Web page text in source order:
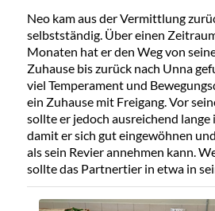
Neo kam aus der Vermittlung
selbstständig. Über einen
Monaten hat er den Weg von
Zuhause bis zurück nach Unna
viel Temperament und
ein Zuhause mit Freigang. Vor
sollte er jedoch ausreichend lange
damit er sich gut eingewöhnen
als sein Revier annehmen kann.
sollte das Partnertier in etwa in